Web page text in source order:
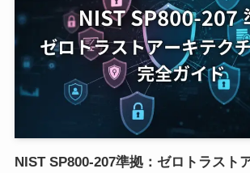
NIST SP800-207準拠：ゼロトラスト